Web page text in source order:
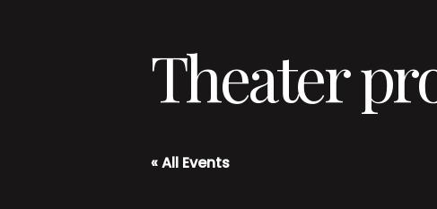
Theater
« All Events